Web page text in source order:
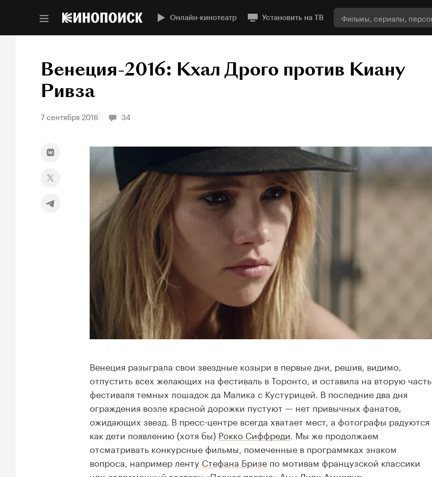
Онлайн-кинотеатр Установить на ТВ
Венеция-2016: Кхал Дрого против Киану
Ривза
7 сентября 2016 34
Венеция разыграла свои звездные козыри в первые дни, решив, видимо,
отпустить всех желающих на фестиваль в Торонто, и оставила на вторую часть
фестиваля темных лошадок да Малика с Кустурицей. В последние два дня
ограждения возле красной дорожки пустуют — нет привычных фанатов,
ожидающих звезд. В пресс-центре всегда хватает мест, а фотографы радуются
как дети появлению (хотя бы) Рокко Сиффреди . Мы же продолжаем
отсматривать конкурсные фильмы, помеченные в программках знаком
вопроса, например ленту Стефана Бризе по мотивам французской классики